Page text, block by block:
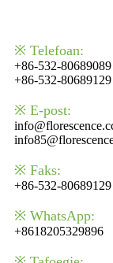
※ Telefoan:
+86-532-80689089
+86-532-80689129
※ E-post:
※ Faks:
+86-532-80689129
※ WhatsApp:
+8618205329896